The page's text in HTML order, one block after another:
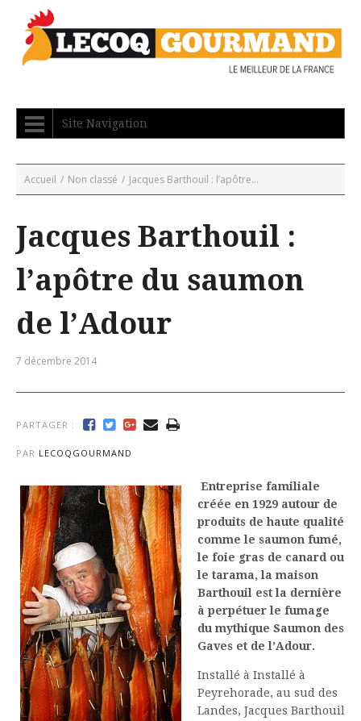
Site Navigation
Accueil / Non classé / Jacques Barthouil : l’apôtre...
Jacques Barthouil :
l’apôtre du saumon
de l’Adour
7 décembre 2014
PARTAGER :
PAR LECOQGOURMAND
Entreprise familiale
créée en 1929 autour de
produits de haute qualité
comme le saumon fumé,
le foie gras de canard ou
le tarama, la maison
Barthouil est la dernière
à perpétuer le fumage
du mythique Saumon des
Gaves et de l’Adour.
Installé à Installé à
Peyrehorade, au sud des
Landes, Jacques Barthouil